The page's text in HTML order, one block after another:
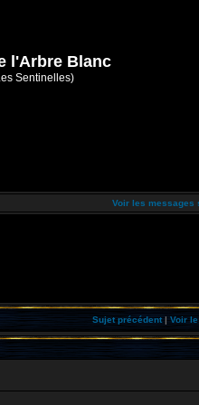
l'Arbre Blanc
Sentinelles)
Voir les messages
Sujet précédent|Voir